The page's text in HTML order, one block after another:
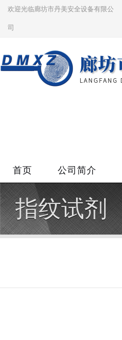
欢迎光临廊坊市丹美安全设备有限公
司
首页 公司简介
指纹试剂